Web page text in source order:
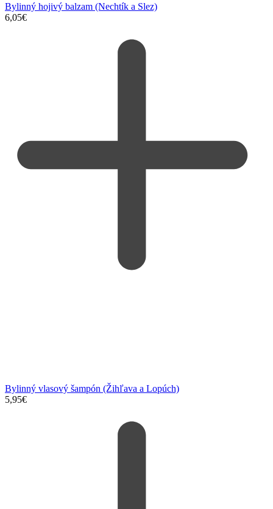
Bylinný hojivý balzam (Nechtík a Slez)
6,05€
Bylinný vlasový šampón (Žihľava a Lopúch)
5,95€